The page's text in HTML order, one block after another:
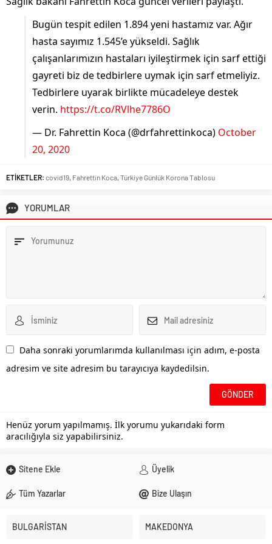
Bugün tespit edilen 1.894 yeni hastamız var. Ağır
hasta sayımız 1.545’e yükseldi. Sağlık
çalışanlarımızın hastaları iyileştirmek için sarf ettiği
gayreti biz de tedbirlere uymak için sarf etmeliyiz.
Tedbirlere uyarak birlikte mücadeleye destek
verin. https://t.co/RVlhe7786O
— Dr. Fahrettin Koca (@drfahrettinkoca) October
20, 2020
ETİKETLER: covid19, Fahrettin Koca, Türkiye Günlük Korona Tablosu
YORUMLAR
Daha sonraki yorumlarımda kullanılması için adım, e-posta
adresim ve site adresim bu tarayıcıya kaydedilsin.
Henüz yorum yapılmamış. İlk yorumu yukarıdaki form
aracılığıyla siz yapabilirsiniz.
Sitene Ekle Üyelik
Tüm Yazarlar Bize Ulaşın
BULGARİSTAN MAKEDONYA